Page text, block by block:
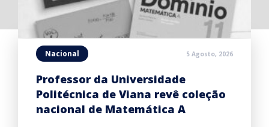
Nacional 5 Agosto, 2026
Professor da Universidade
Politécnica de Viana revê coleção
nacional de Matemática A